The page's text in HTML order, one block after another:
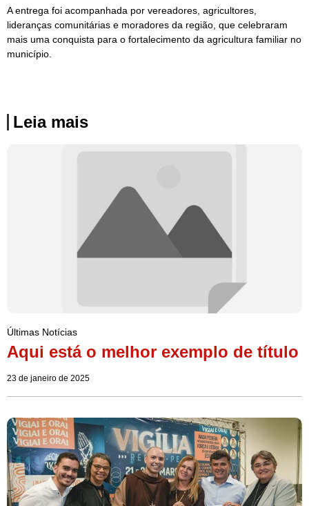
A entrega foi acompanhada por vereadores, agricultores,
lideranças comunitárias e moradores da região, que celebraram
mais uma conquista para o fortalecimento da agricultura familiar no
município.
Leia mais
Últimas Notícias
Aqui está o melhor exemplo de título
23 de janeiro de 2025